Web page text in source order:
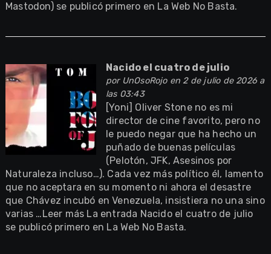
Mastodon) se publicó primero en La Web No Basta.
Nacido el cuatro de julio
por UnOsoRojoen 2 de julio de 2026 a
las 03:43
[Yoni] Oliver Stone no es mi
director de cine favorito, pero no
le puedo negar que ha hecho un
puñado de buenas películas
(Pelotón, JFK, Asesinos por
Naturaleza incluso…). Cada vez más político él, lamento
que no aceptara en su momento ni ahora el desastre
que Chávez incubó en Venezuela, insistiera no una sino
varias …Leer más La entrada Nacido el cuatro de julio
se publicó primero en La Web No Basta.